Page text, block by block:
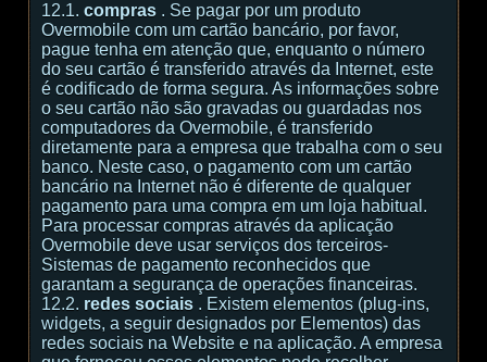
12.1. compras . Se pagar por um produto
Overmobile com um cartão bancário, por favor,
pague tenha em atenção que, enquanto o número
do seu cartão é transferido através da Internet, este
é codificado de forma segura. As informações sobre
o seu cartão não são gravadas ou guardadas nos
computadores da Overmobile, é transferido
diretamente para a empresa que trabalha com o seu
banco. Neste caso, o pagamento com um cartão
bancário na Internet não é diferente de qualquer
pagamento para uma compra em um loja habitual.
Para processar compras através da aplicação
Overmobile deve usar serviços dos terceiros-
Sistemas de pagamento reconhecidos que
garantam a segurança de operações financeiras.
12.2. redes sociais . Existem elementos (plug-ins,
widgets, a seguir designados por Elementos) das
redes sociais na Website e na aplicação. A empresa